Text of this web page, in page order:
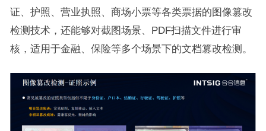
证、护照、营业执照、商场小票等各类票据的图像篡改
检测技术，还能够对截图场景、PDF扫描文件进行审
核，适用于金融、保险等多个场景下的文档篡改检测。